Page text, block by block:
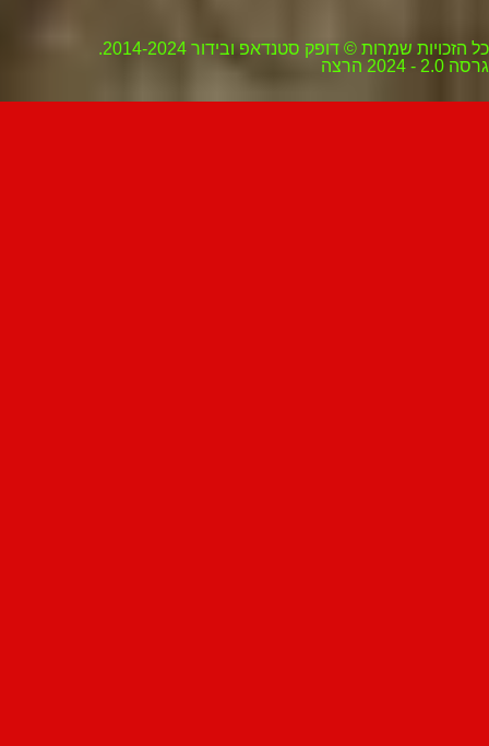
כל הזכויות שמרות © דופק סטנדאפ ובידור 2014-2024.
גרסה 2.0 - 2024 הרצה